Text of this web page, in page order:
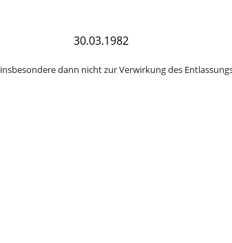
30.03.1982
dann nicht zur Verwirkung des